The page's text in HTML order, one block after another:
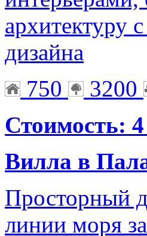
архитектуру
дизайна
750
3200
Стоимость:
Вилла в
Просторный
линии моря